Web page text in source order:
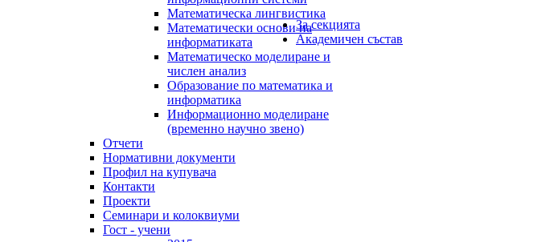
Математическа лингвистика
Математически основи на
информатиката
Математическо моделиране и
числен анализ
Образование по математика и
информатика
Информационно моделиране
(временно научно звено)
Отчети
Нормативни документи
Профил на купувача
Контакти
Проекти
Семинари и колоквиуми
Гост - учени
За секцията
Академичен състав